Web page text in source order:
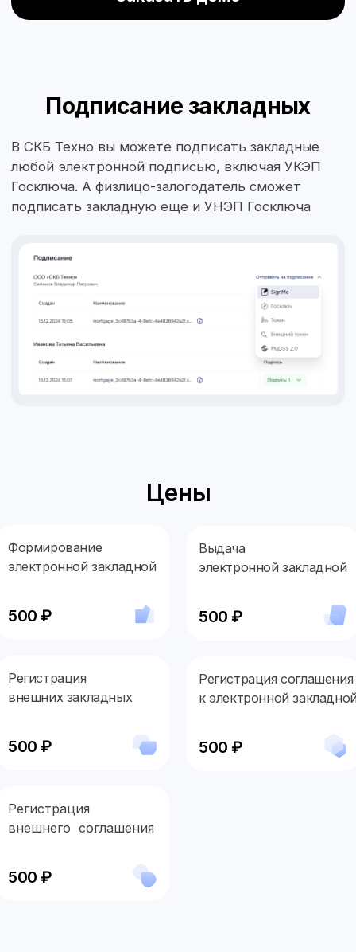
Цены
Формирование
электронной закладной
500 ₽
Выдача
электронной закладной
500 ₽
Регистрация
внешних закладных
500 ₽
Регистрация
к электронной
500 ₽
Регистрация
внешнего соглашения
500 ₽
Позвоните мне
Отправить предложение на почту
Отправить контакты
вы даете
персональных данных
сПолитикой конфиденциальности